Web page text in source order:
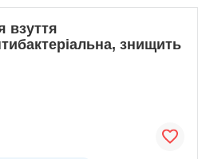
взуття
знищить